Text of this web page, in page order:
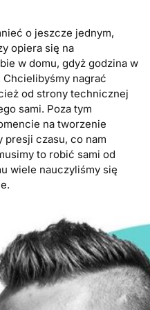
o jeszcze jednym,
opiera się na
w domu, gdyż godzina w
Chcielibyśmy nagrać
od strony technicznej
sami. Poza tym
na tworzenie
presji czasu, co nam
to robić sami od
wiele nauczyliśmy się